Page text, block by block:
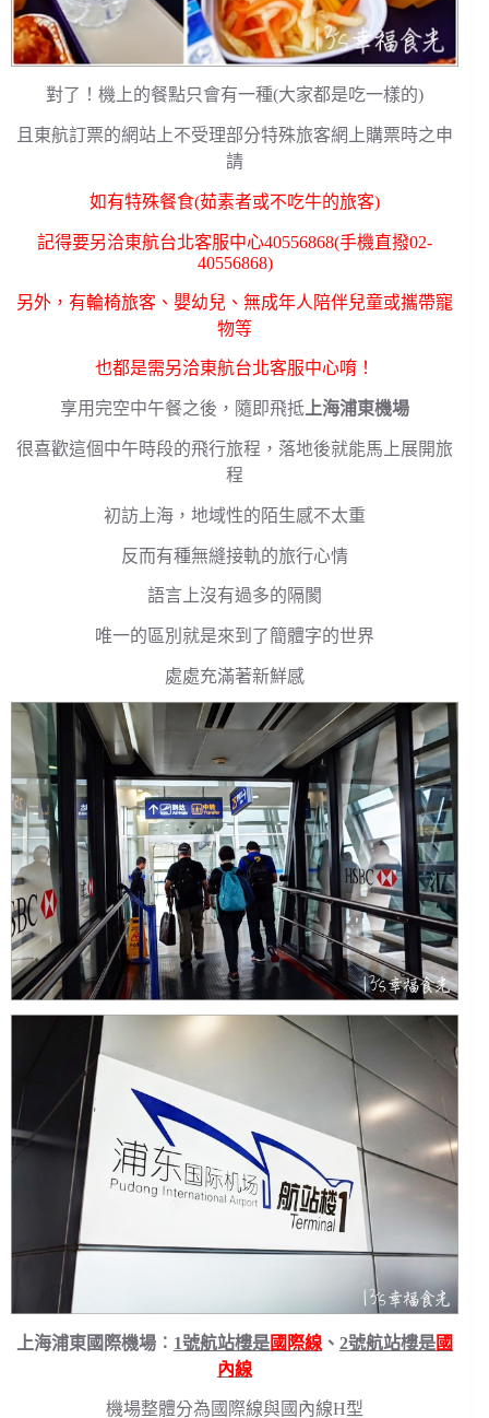
對了！機上的餐點只會有一種(大家都是吃一樣的)
且東航訂票的網站上不受理部分特殊旅客網上購票時之申
請
如有特殊餐食(茹素者或不吃牛的旅客)
記得要另洽東航台北客服中心40556868(手機直撥02-
40556868)
另外，有輪椅旅客、嬰幼兒、無成年人陪伴兒童或攜帶寵
物等
也都是需另洽東航台北客服中心唷！
享用完空中午餐之後，隨即飛抵 上海浦東機場
很喜歡這個中午時段的飛行旅程，落地後就能馬上展開旅
程
初訪上海，地域性的陌生感不太重
反而有種無縫接軌的旅行心情
語言上沒有過多的隔閡
唯一的區別就是來到了簡體字的世界
處處充滿著新鮮感
上海浦東國際機場︰ 1號航站樓是國際線 、2號航站樓是國
內線
機場整體分為國際線與國內線H型